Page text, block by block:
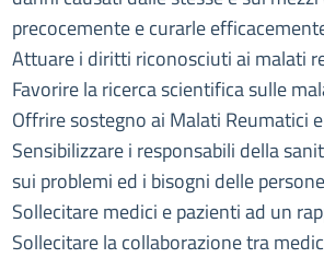
precocemente e curarle
Attuare i diritti riconosciuti ai malati
Favorire la ricerca scientifica sulle
Offrire sostegno ai Malati Reumatici
Sensibilizzare i responsabili della
sui problemi ed i bisogni delle
Sollecitare medici e pazienti ad un
Sollecitare la collaborazione tra